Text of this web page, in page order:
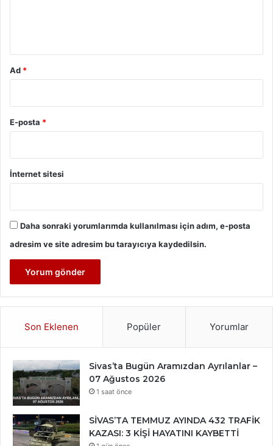
Ad *
E-posta *
İnternet sitesi
Daha sonraki yorumlarımda kullanılması için adım, e-posta
adresim ve site adresim bu tarayıcıya kaydedilsin.
Son Eklenen Popüler Yorumlar
Sivas’ta Bugün Aramızdan Ayrılanlar –
07 Ağustos 2026
1 saat önce
SİVAS’TA TEMMUZ AYINDA 432 TRAFİK
KAZASI: 3 KİŞİ HAYATINI KAYBETTİ